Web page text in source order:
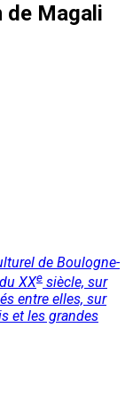
de Magali
de Boulogne-
XXe siècle, sur
entre elles, sur
et les grandes